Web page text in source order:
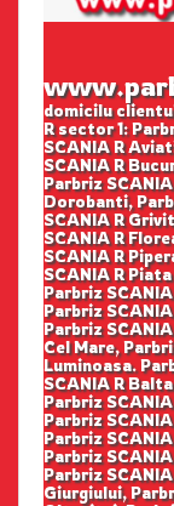
domicilu
R sector 1:
SCANIA R
SCANIA R
Parbriz
Dorobanti,
SCANIA R
SCANIA R
SCANIA R
SCANIA R
Parbriz
Parbriz
Parbriz
Cel Mare,
Luminoasa.
SCANIA R
Parbriz
Parbriz
Parbriz
Parbriz
Parbriz
Giurgiului,